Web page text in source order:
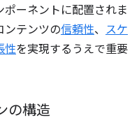
ーネントに配置されま
ンテンツの信頼性、 スケ
性を実現するうえで重要
の構造